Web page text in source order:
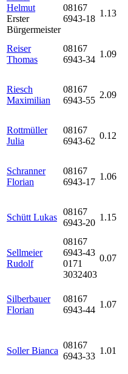
Helmut
Erster
Bürgermeister
08167
6943-18
1.13
Reiser
Thomas
08167
6943-34
1.09
Riesch
Maximilian
08167
6943-55
2.09
Rottmüller
Julia
08167
6943-62
0.12
Schranner
Florian
08167
6943-17
1.06
Schütt Lukas
08167
6943-20
1.15
Sellmeier
Rudolf
08167
6943-43
0171
3032403
0.07
Silberbauer
Florian
08167
6943-44
1.07
Soller Bianca
08167
6943-33
1.01